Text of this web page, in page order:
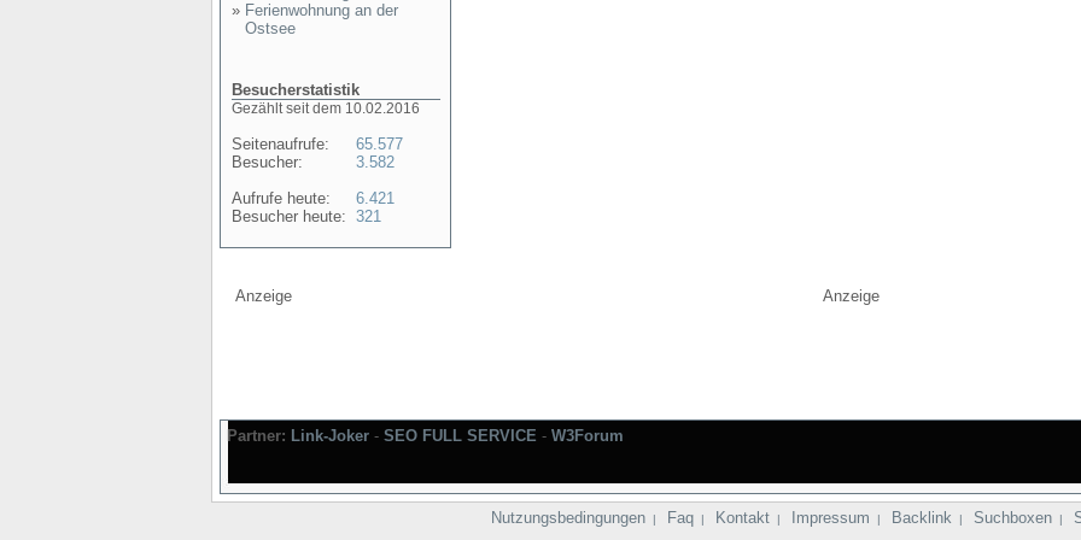
» Ferienwohnung an der
Ostsee
Besucherstatistik
Gezählt seit dem 10.02.2016
Seitenaufrufe:
Besucher:
Aufrufe heute:
Besucher heute:
65.577
3.582
6.421
321
Anzeige Anzeige
Partner: Link-Joker - SEO FULL SERVICE - W3Forum
Nutzungsbedingungen | Faq | Kontakt | Impressum | Backlink | Suchboxen |